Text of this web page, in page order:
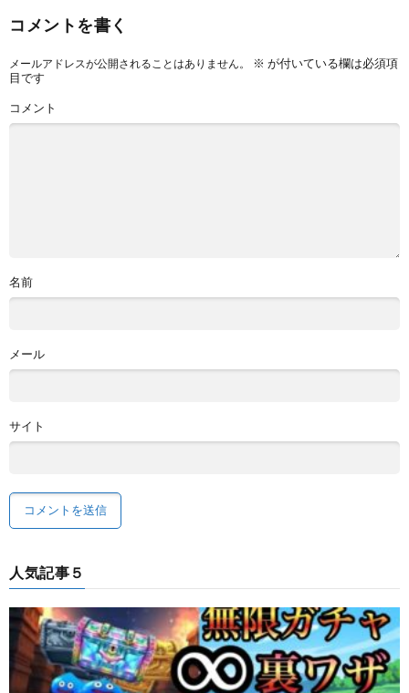
コメントを書く
メールアドレスが公開されることはありません。 ※ が付いている欄は必須項
目です
コメント
名前
メール
サイト
人気記事５